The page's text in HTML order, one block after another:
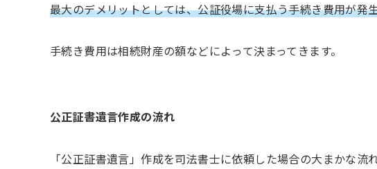
最大のデメリットとしては、公証役場に支払う手続き費用が発
手続き費用は相続財産の額などによって決まってきます。
公正証書遺言作成の流れ
「公正証書遺言」作成を司法書士に依頼した場合の大まかな流